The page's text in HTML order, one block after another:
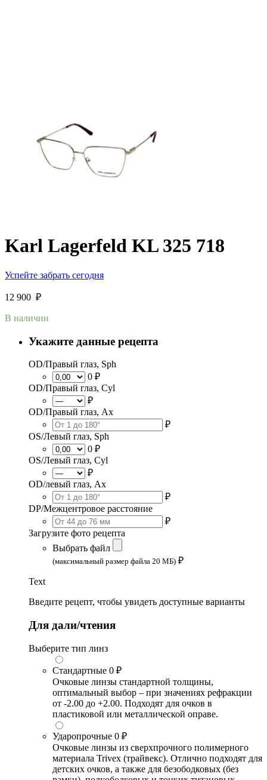
Karl Lagerfeld KL 325 718
Успейте забрать сегодня
12 900 ₽
В наличии
Укажите данные рецепта
OD/Правый глаз, Sph
0 ₽
OD/Правый глаз, Cyl
₽
OD/Правый глаз, Ax
₽
OS/Левый глаз, Sph
0 ₽
OS/Левый глаз, Cyl
₽
OD/левый глаз, Ax
₽
DP/Межцентровое расстояние
₽
Загрузите фото рецепта
Выбрать файл
(максимальный размер файла 20 МБ) ₽
Text
Введите рецепт, чтобы увидеть доступные варианты
Для дали/чтения
Выберите тип линз
Стандартные 0 ₽
Очковые линзы стандартной толщины,
оптимальный выбор – при значениях рефракции
от -2.00 до +2.00. Подходят для очков в
пластиковой или металлической оправе.
Ударопрочные 0 ₽
Очковые линзы из сверхпрочного полимерного
материала Trivex (трайвекс). Отлично подходят для
детских очков, а также для безободковых (без